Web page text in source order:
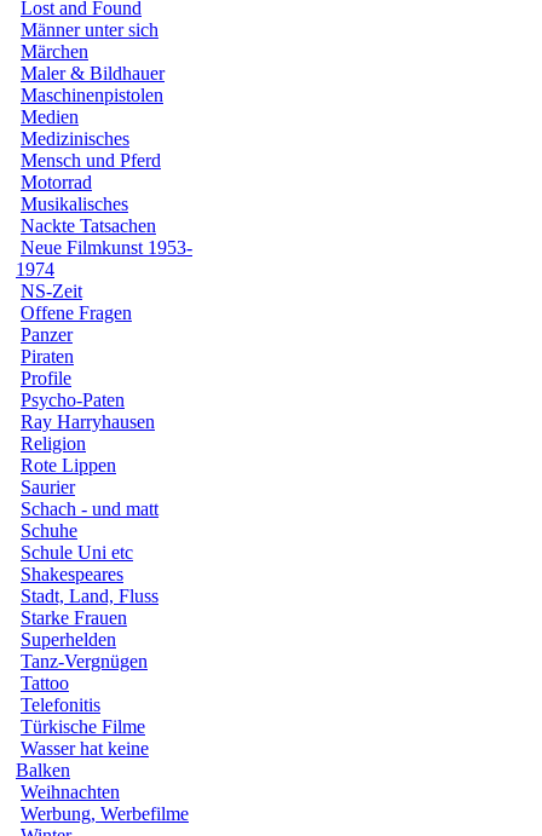
Lost and Found
Männer unter sich
Märchen
Maler & Bildhauer
Maschinenpistolen
Medien
Medizinisches
Mensch und Pferd
Motorrad
Musikalisches
Nackte Tatsachen
Neue Filmkunst 1953-
1974
NS-Zeit
Offene Fragen
Panzer
Piraten
Profile
Psycho-Paten
Ray Harryhausen
Religion
Rote Lippen
Saurier
Schach - und matt
Schuhe
Schule Uni etc
Shakespeares
Stadt, Land, Fluss
Starke Frauen
Superhelden
Tanz-Vergnügen
Tattoo
Telefonitis
Türkische Filme
Wasser hat keine
Balken
Weihnachten
Werbung, Werbefilme